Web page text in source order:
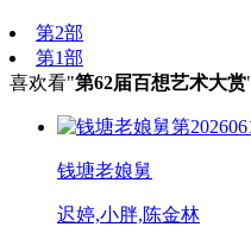
第2部
第1部
喜欢看"第62届百想艺术大赏
第
钱塘老娘舅
迟婷,小胖,陈金林